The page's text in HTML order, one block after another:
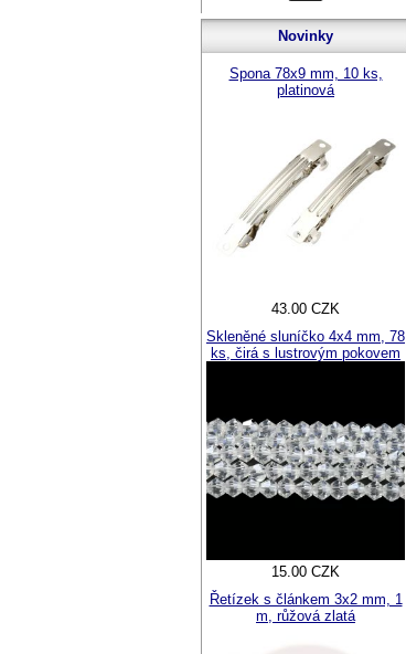
Novinky
Spona 78x9 mm, 10 ks,
platinová
43.00 CZK
Skleněné sluníčko 4x4 mm, 78
ks, čirá s lustrovým pokovem
15.00 CZK
Řetízek s článkem 3x2 mm, 1
m, růžová zlatá